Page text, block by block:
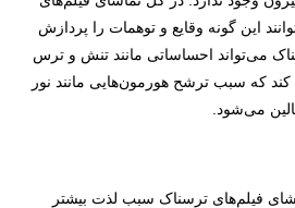
این گونه وقایع و توهمات را پردازش
می‌تواند احساساتی مانند تنش و ترس
که سبب ترشح هورمون‌هایی مانند نور
می‌شود.
فیلم‌های ترسناک سبب لذت بیشتر